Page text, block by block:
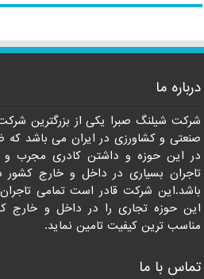
درباره ما
شرکت شیلنگ صبرا یکی از بزرگترین
صنعتی و کشاورزی در ایران می باشد
در این حوزه و داشتن کادری مجرب و
تاجران بسیاری در داخل و خارج
باشد.این شرکت قادر است تمامی تاجران،
این حوزه تجاری را در داخل و خارج
مناسب ترین کیفیت تامین نماید.
تماس با ما